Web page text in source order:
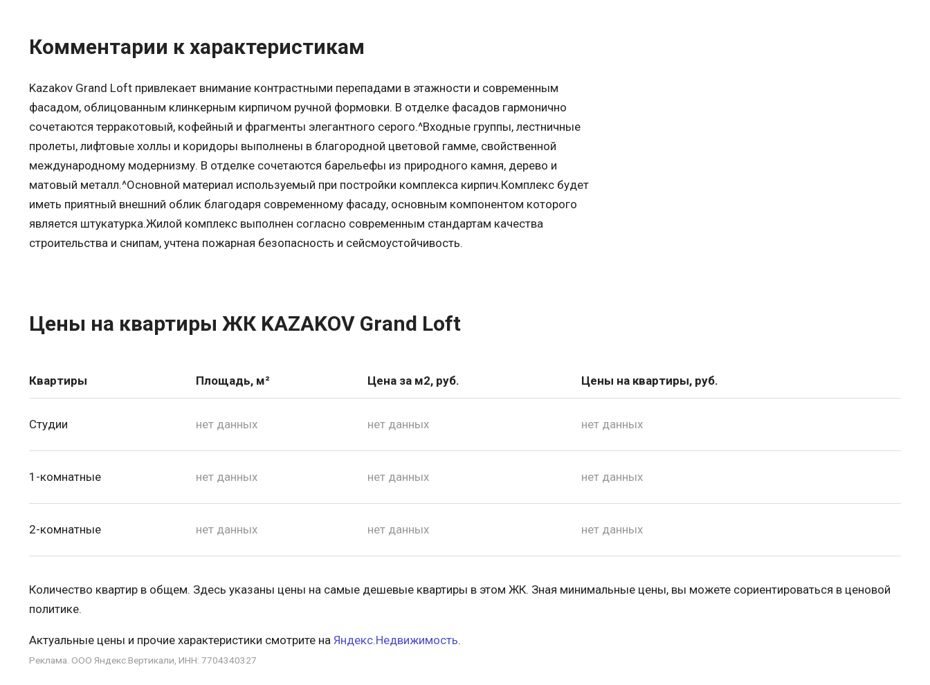
Комментарии к характеристикам
Kazakov Grand Loft привлекает внимание контрастными перепадами в этажности и современным
фасадом, облицованным клинкерным кирпичом ручной формовки. В отделке фасадов гармонично
сочетаются терракотовый, кофейный и фрагменты элегантного серого.^Входные группы, лестничные
пролеты, лифтовые холлы и коридоры выполнены в благородной цветовой гамме, свойственной
международному модернизму. В отделке сочетаются барельефы из природного камня, дерево и
матовый металл.^Основной материал используемый при постройки комплекса кирпич.Комплекс будет
иметь приятный внешний облик благодаря современному фасаду, основным компонентом которого
является штукатурка.Жилой комплекс выполнен согласно современным стандартам качества
строительства и снипам, учтена пожарная безопасность и сейсмоустойчивость.
Цены на квартиры ЖК KAZAKOV Grand Loft
Квартиры Площадь, м² Цена за м2, руб. Цены на квартиры, руб.
Студии нет данных нет данных нет данных
1-комнатные нет данных нет данных нет данных
2-комнатные нет данных нет данных нет данных
Количество квартир в общем. Здесь указаны цены на самые дешевые квартиры в этом ЖК. Зная минимальные цены, вы можете сориентироваться в ценовой
политике.
Актуальные цены и прочие характеристики смотрите на Яндекс.Недвижимость.
Реклама. ООО Яндекс.Вертикали, ИНН: 7704340327